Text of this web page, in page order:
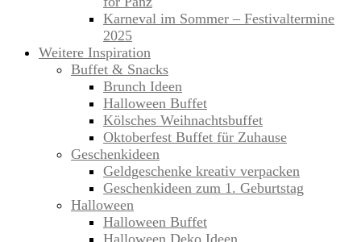
Karneval im Sommer – Festivaltermine
2025
Weitere Inspiration
Buffet & Snacks
Brunch Ideen
Halloween Buffet
Kölsches Weihnachtsbuffet
Oktoberfest Buffet für Zuhause
Geschenkideen
Geldgeschenke kreativ verpacken
Geschenkideen zum 1. Geburtstag
Halloween
Halloween Buffet
Halloween Deko Ideen